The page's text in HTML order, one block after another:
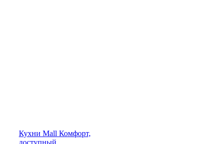
Кухни Mall Комфорт,
доступный